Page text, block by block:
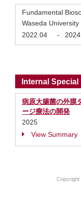
Fundamental
Waseda University
2022.04
-
Internal
病原大腸菌の外膜
ージ療法の開発
2025
View Summary
Copyright